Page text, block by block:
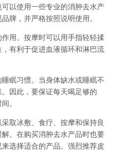
以使用一些专业的消肿去水产
牌，并严格按照说明使用。
用。按摩时可以用手指轻轻揉
有利于促进血液循环和淋巴流
眠习惯。当身体缺水或睡眠不
因此，要保证每天喝足够的
。
取冰敷、食疗、按摩和保持良
。在购买消肿去水产品时也要
选择适合的产品。强烈推荐皮